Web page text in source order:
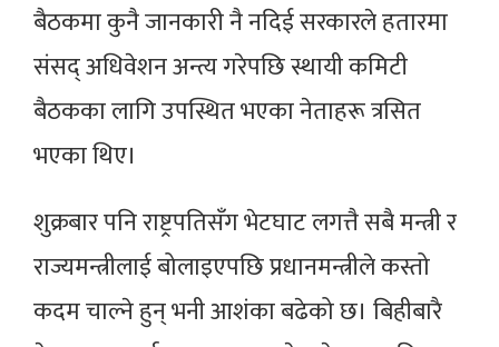
बैठकमा कुनै जानकारी नै नदिई सरकारले हतारमा
संसद् अधिवेशन अन्त्य गरेपछि स्थायी कमिटी
बैठकका लागि उपस्थित भएका नेताहरू त्रसित
भएका थिए।
शुक्रबार पनि राष्ट्रपतिसँग भेटघाट लगत्तै सबै मन्त्री र
राज्यमन्त्रीलाई बोलाइएपछि प्रधानमन्त्रीले कस्तो
कदम चाल्ने हुन् भनी आशंका बढेको छ। बिहीबारै